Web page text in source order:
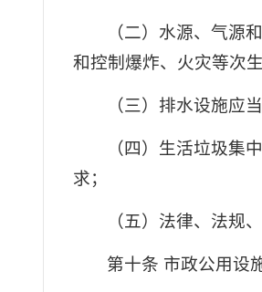
（二）水源、气源
和控制爆炸、火灾等次
（三）排水设施应
（四）生活垃圾集
求；
（五）法律、法规
第十条 市政公用设